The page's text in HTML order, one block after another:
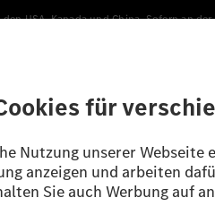
USA, Kanada und China. Sofern an
harmonised Light vehicles Test
von der effizienten Ausnutzung des
Der Stromverbrauch ist abhängig von
Maßgabe der Zertifizierungsmethode